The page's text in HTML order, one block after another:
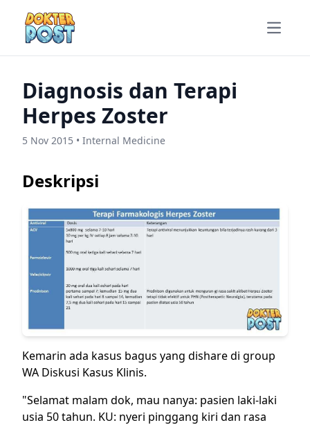
Open
Diagnosis dan Terapi
Herpes Zoster
5 Nov 2015 • Internal Medicine
Deskripsi
Kemarin ada kasus bagus yang dishare di group
WA Diskusi Kasus Klinis.
"Selamat malam dok, mau nanya: pasien laki-laki
usia 50 tahun. KU: nyeri pinggang kiri dan rasa